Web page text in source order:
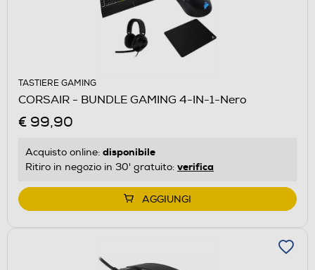
TASTIERE GAMING
CORSAIR - BUNDLE GAMING 4-IN-1-Nero
€ 99,90
Acquisto online: disponibile
Ritiro in negozio in 30' gratuito: verifica
AGGIUNGI